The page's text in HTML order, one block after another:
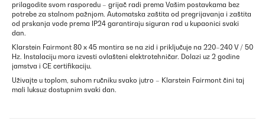
prilagodite svom rasporedu – grijač radi prema Vašim postavkama bez
potrebe za stalnom pažnjom. Automatska zaštita od pregrijavanja i zaštita
od prskanja vode prema IP24 garantiraju siguran rad u kupaonici svaki
dan.
Klarstein Fairmont 80 x 45 montira se na zid i priključuje na 220–240 V / 50
Hz. Instalaciju mora izvesti ovlašteni elektrotehničar. Dolazi uz 2 godine
jamstva i CE certifikaciju.
Uživajte u toplom, suhom ručniku svako jutro – Klarstein Fairmont čini taj
mali luksuz dostupnim svaki dan.